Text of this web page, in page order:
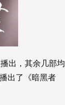
出，其余几部均
出了《暗黑者